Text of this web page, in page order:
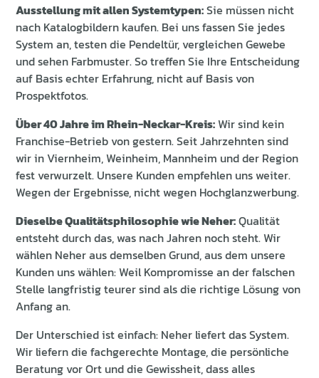
Ausstellung mit allen Systemtypen:Sie müssen nicht
nach Katalogbildern kaufen. Bei uns fassen Sie jedes
System an, testen die Pendeltür, vergleichen Gewebe
und sehen Farbmuster. So treffen Sie Ihre Entscheidung
auf Basis echter Erfahrung, nicht auf Basis von
Prospektfotos.
Über 40 Jahre im Rhein-Neckar-Kreis:Wir sind kein
Franchise-Betrieb von gestern. Seit Jahrzehnten sind
wir in Viernheim, Weinheim, Mannheim und der Region
fest verwurzelt. Unsere Kunden empfehlen uns weiter.
Wegen der Ergebnisse, nicht wegen Hochglanzwerbung.
Dieselbe Qualitätsphilosophie wie Neher:Qualität
entsteht durch das, was nach Jahren noch steht. Wir
wählen Neher aus demselben Grund, aus dem unsere
Kunden uns wählen: Weil Kompromisse an der falschen
Stelle langfristig teurer sind als die richtige Lösung von
Anfang an.
Der Unterschied ist einfach: Neher liefert das System.
Wir liefern die fachgerechte Montage, die persönliche
Beratung vor Ort und die Gewissheit, dass alles